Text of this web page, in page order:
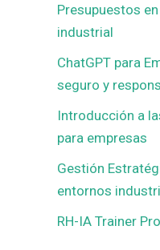
Presupuestos
industrial
ChatGPT para
seguro y
Introducción a
para empresas
Gestión
entornos
RH-IA Trainer